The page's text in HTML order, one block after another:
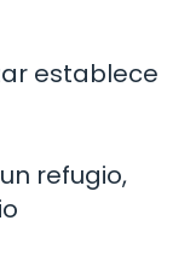
establece
refugio,